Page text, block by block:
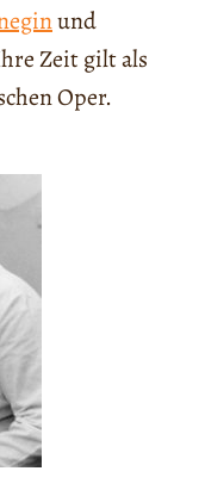
und
Zeit gilt als
Oper.